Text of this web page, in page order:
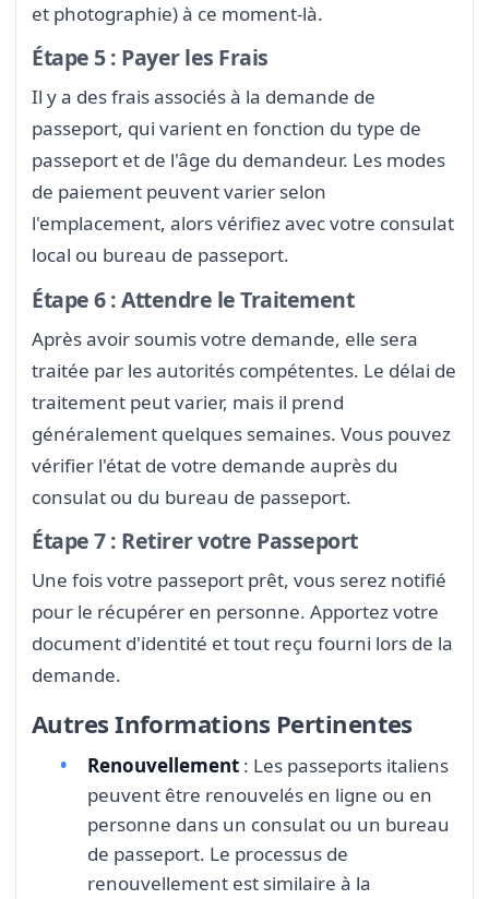
et photographie) à ce moment-là.
Étape 5 : Payer les Frais
Il y a des frais associés à la demande de
passeport, qui varient en fonction du type de
passeport et de l'âge du demandeur. Les modes
de paiement peuvent varier selon
l'emplacement, alors vérifiez avec votre consulat
local ou bureau de passeport.
Étape 6 : Attendre le Traitement
Après avoir soumis votre demande, elle sera
traitée par les autorités compétentes. Le délai de
traitement peut varier, mais il prend
généralement quelques semaines. Vous pouvez
vérifier l'état de votre demande auprès du
consulat ou du bureau de passeport.
Étape 7 : Retirer votre Passeport
Une fois votre passeport prêt, vous serez notifié
pour le récupérer en personne. Apportez votre
document d'identité et tout reçu fourni lors de la
demande.
Autres Informations Pertinentes
Renouvellement : Les passeports italiens
peuvent être renouvelés en ligne ou en
personne dans un consulat ou un bureau
de passeport. Le processus de
renouvellement est similaire à la